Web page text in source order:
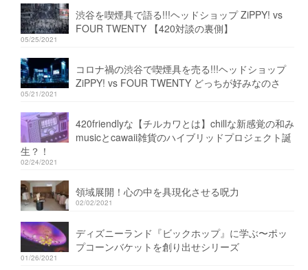
渋谷を喫煙具で語る!!!ヘッドショップ ZiPPY! vs
FOUR TWENTY 【420対談の裏側】
05/25/2021
コロナ禍の渋谷で喫煙具を売る!!!ヘッドショップ
ZiPPY! vs FOUR TWENTY どっちが好みなのさ
05/21/2021
420friendlyな【チルカワとは】chillな新感覚の和み
musicとcawaii雑貨のハイブリッドプロジェクト誕
生？！
02/24/2021
領域展開！心の中を具現化させる呪力
02/02/2021
ディズニーランド『ビックホップ』に学ぶ〜ポッ
プコーンバケットを創り出せシリーズ
01/26/2021